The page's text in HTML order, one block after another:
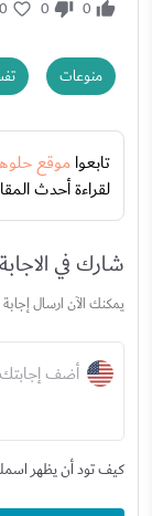
0
0
0
منوعات
تابعواموقع
لقراءة أحدث
شارك في
يمكنك الآن ارسال
أضف
كيف تود أن يظهر